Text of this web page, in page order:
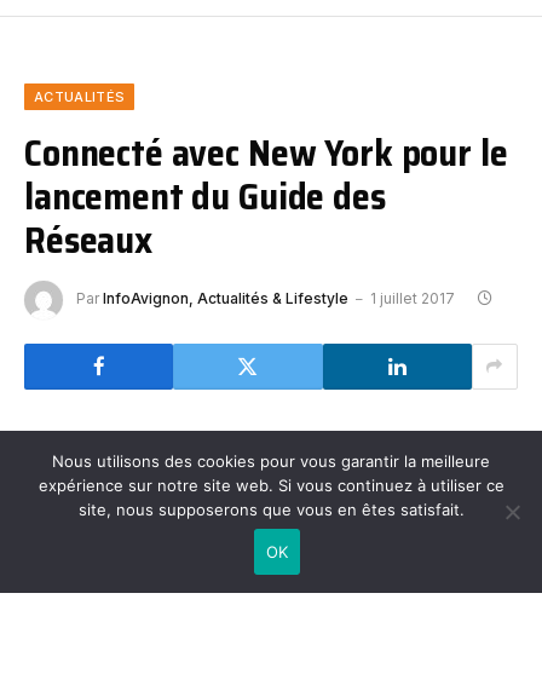
ACTUALITÉS
Connecté avec New York pour le
lancement du Guide des
Réseaux
Par InfoAvignon, Actualités & Lifestyle 1 juillet 2017
Nous utilisons des cookies pour vous garantir la meilleure
expérience sur notre site web. Si vous continuez à utiliser ce
site, nous supposerons que vous en êtes satisfait.
OK